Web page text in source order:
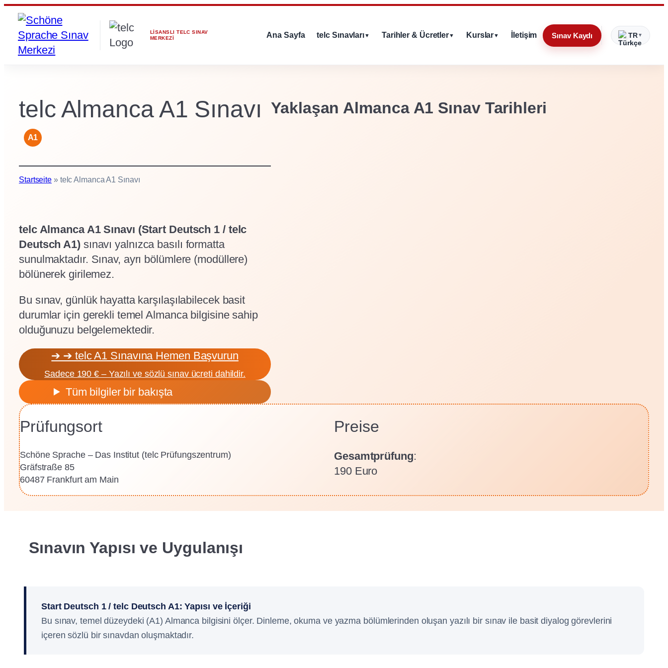
İçeriğe
LISANSLI TELC SINAV
MERKEZI
Ana Sayfa telc Sınavları▼ Tarihler & Ücretler▼ Kurslar▼ İletişim Sınav Kaydı TR▼
telc Almanca A1 Sınavı
A1
Startseite » telc Almanca A1 Sınavı
telc Almanca A1 Sınavı (Start Deutsch 1 / telc
Deutsch A1)sınavı yalnızca basılı formatta
sunulmaktadır. Sınav, ayrı bölümlere (modüllere)
bölünerek girilemez.
Bu sınav, günlük hayatta karşılaşılabilecek basit
durumlar için gerekli temel Almanca bilgisine sahip
olduğunuzu belgelemektedir.
➔ ➔ telc A1 Sınavına Hemen Başvurun
Sadece 190 € – Yazılı ve sözlü sınav ücreti dahildir.
Tüm bilgiler bir bakışta
Yaklaşan Almanca A1 Sınav Tarihleri
Prüfungsort
Schöne Sprache – Das Institut (telc Prüfungszentrum)
Gräfstraße 85
60487 Frankfurt am Main
Preise
Gesamtprüfung:
190 Euro
Sınavın Yapısı ve Uygulanışı
Start Deutsch 1 / telc Deutsch A1: Yapısı ve İçeriği
Bu sınav, temel düzeydeki (A1) Almanca bilgisini ölçer. Dinleme, okuma ve yazma bölümlerinden oluşan yazılı bir sınav ile basit diyalog görevlerini
içeren sözlü bir sınavdan oluşmaktadır.